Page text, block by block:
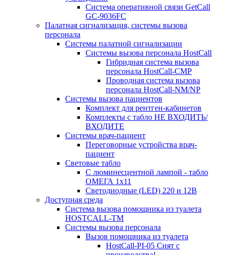
Система оперативной связи GetCall
GC-9036FC
Палатная сигнализация, системы вызова
персонала
Системы палатной сигнализации
Системы вызова персонала HostCall
Гибридная система вызова
персонала HostCall-CMP
Проводная система вызова
персонала HostCall-NM/NP
Системы вызова пациентов
Комплект для рентген-кабинетов
Комплекты с табло НЕ ВХОДИТЬ/
ВХОДИТЕ
Системы врач-пациент
Переговорные устройства врач-
пациент
Световые табло
С люминесцентной лампой - табло
ОМЕГА 1х11
Светодиодные (LED) 220 и 12В
Доступная среда
Система вызова помощника из туалета
HOSTCALL-TM
Системы вызова персонала
Вызов помощника из туалета
HostCall-PI-05 Снят с